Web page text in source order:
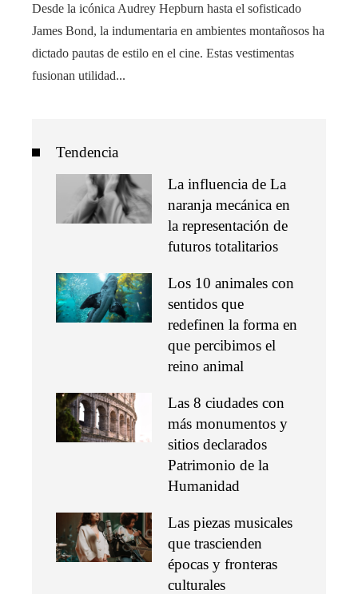
Desde la icónica Audrey Hepburn hasta el sofisticado
James Bond, la indumentaria en ambientes montañosos ha
dictado pautas de estilo en el cine. Estas vestimentas
fusionan utilidad...
Tendencia
La influencia de La
naranja mecánica en
la representación de
futuros totalitarios
Los 10 animales con
sentidos que
redefinen la forma en
que percibimos el
reino animal
Las 8 ciudades con
más monumentos y
sitios declarados
Patrimonio de la
Humanidad
Las piezas musicales
que trascienden
épocas y fronteras
culturales